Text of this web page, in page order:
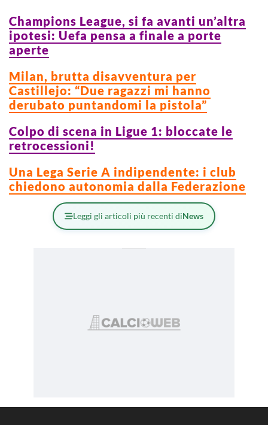
Champions League, si fa avanti un’altra
ipotesi: Uefa pensa a finale a porte
aperte
Milan, brutta disavventura per
Castillejo: “Due ragazzi mi hanno
derubato puntandomi la pistola”
Colpo di scena in Ligue 1: bloccate le
retrocessioni!
Una Lega Serie A indipendente: i club
chiedono autonomia dalla Federazione
Leggi gli articoli più recenti diNews